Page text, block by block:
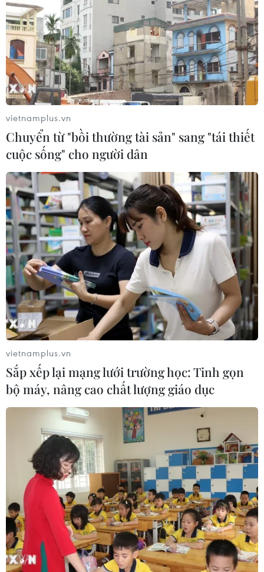
TIN CÙNG CHUYÊN MỤC
vietnamplus.vn
Chuyển từ "bồi thường tài sản" sang "tái thiết
cuộc sống" cho người dân
vietnamplus.vn
Sắp xếp lại mạng lưới trường học: Tinh gọn
bộ máy, nâng cao chất lượng giáo dục